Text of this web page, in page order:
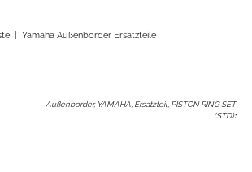
Yamaha Außenborder Ersatzteile
Außenborder, YAMAHA, Ersatzteil, PISTON RING SET
(STD):